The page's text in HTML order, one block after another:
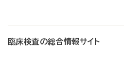
臨床検査の総合情報サイト